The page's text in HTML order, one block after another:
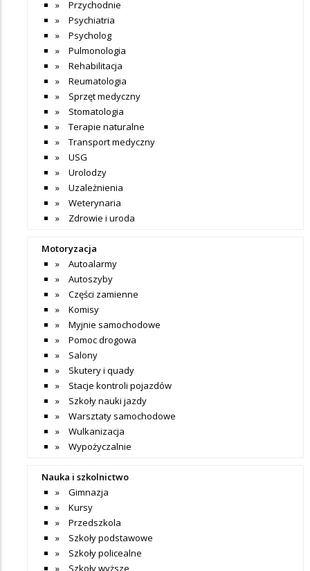
Przychodnie
Psychiatria
Psycholog
Pulmonologia
Rehabilitacja
Reumatologia
Sprzęt medyczny
Stomatologia
Terapie naturalne
Transport medyczny
USG
Urolodzy
Uzależnienia
Weterynaria
Zdrowie i uroda
Motoryzacja
Autoalarmy
Autoszyby
Części zamienne
Komisy
Myjnie samochodowe
Pomoc drogowa
Salony
Skutery i quady
Stacje kontroli pojazdów
Szkoły nauki jazdy
Warsztaty samochodowe
Wulkanizacja
Wypożyczalnie
Nauka i szkolnictwo
Gimnazja
Kursy
Przedszkola
Szkoły podstawowe
Szkoły policealne
Szkoły wyższe